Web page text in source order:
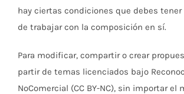
hay ciertas condiciones que debes
de trabajar con la composición en sí.
Para modificar, compartir o crear
partir de temas licenciados bajo
NoComercial (CC BY-NC), sin importar el